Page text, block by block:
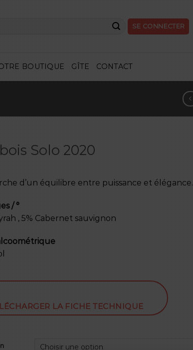
SE CONNECTER
BOUTIQUE GÎTE CONTACT
Solo 2020
d’un équilibre entre puissance et élégance.
/ °
, 5% Cabernet sauvignon
LA FICHE TECHNIQUE